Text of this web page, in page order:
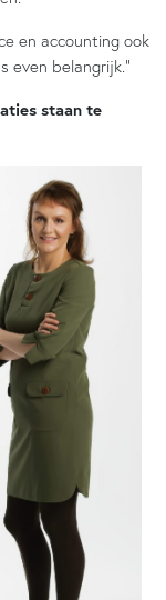
en accounting ook
even belangrijk.”
staan te